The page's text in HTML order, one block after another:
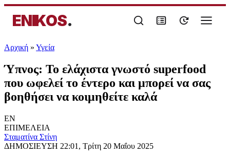
ENIKOS.
Αρχική » Υγεία
Ύπνος: Το ελάχιστα γνωστό superfood
που ωφελεί το έντερο και μπορεί να σας
βοηθήσει να κοιμηθείτε καλά
EN
ΕΠΙΜΕΛΕΙΑ
Σταματίνα Στίνη
ΔΗΜΟΣΙΕΥΣΗ 22:01, Τρίτη 20 Μαΐου 2025